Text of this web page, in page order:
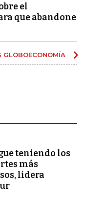
el
que abandone
GLOBOECONOMÍA
teniendo los
más
lidera